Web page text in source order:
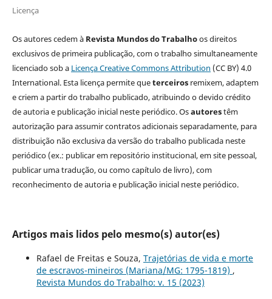
Licença
Os autores cedem à Revista Mundos do Trabalhoos direitos
exclusivos de primeira publicação, com o trabalho simultaneamente
licenciado sob a Licença Creative Commons Attribution (CC BY) 4.0
International. Esta licença permite queterceirosremixem, adaptem
e criem a partir do trabalho publicado, atribuindo o devido crédito
de autoria e publicação inicial neste periódico. Osautorestêm
autorização para assumir contratos adicionais separadamente, para
distribuição não exclusiva da versão do trabalho publicada neste
periódico (ex.: publicar em repositório institucional, em site pessoal,
publicar uma tradução, ou como capítulo de livro), com
reconhecimento de autoria e publicação inicial neste periódico.
Artigos mais lidos pelo mesmo(s) autor(es)
Rafael de Freitas e Souza, Trajetórias de vida e morte
de escravos-mineiros (Mariana/MG: 1795-1819) ,
Revista Mundos do Trabalho: v. 15 (2023)